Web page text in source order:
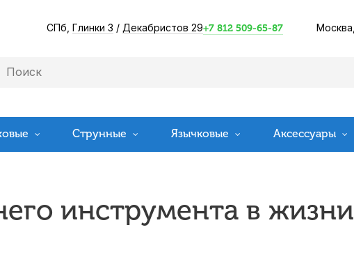
СПб, Глинки 3 / Декабристов 29+7 812 509-65-87 Москва,
Струнные Язычковые Аксессуары
инструмента в жизни